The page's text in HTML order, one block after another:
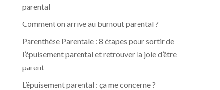
parental
Comment on arrive au burnout parental ?
Parenthèse Parentale : 8 étapes pour sortir de
l’épuisement parental et retrouver la joie d’être
parent
L’épuisement parental : ça me concerne ?